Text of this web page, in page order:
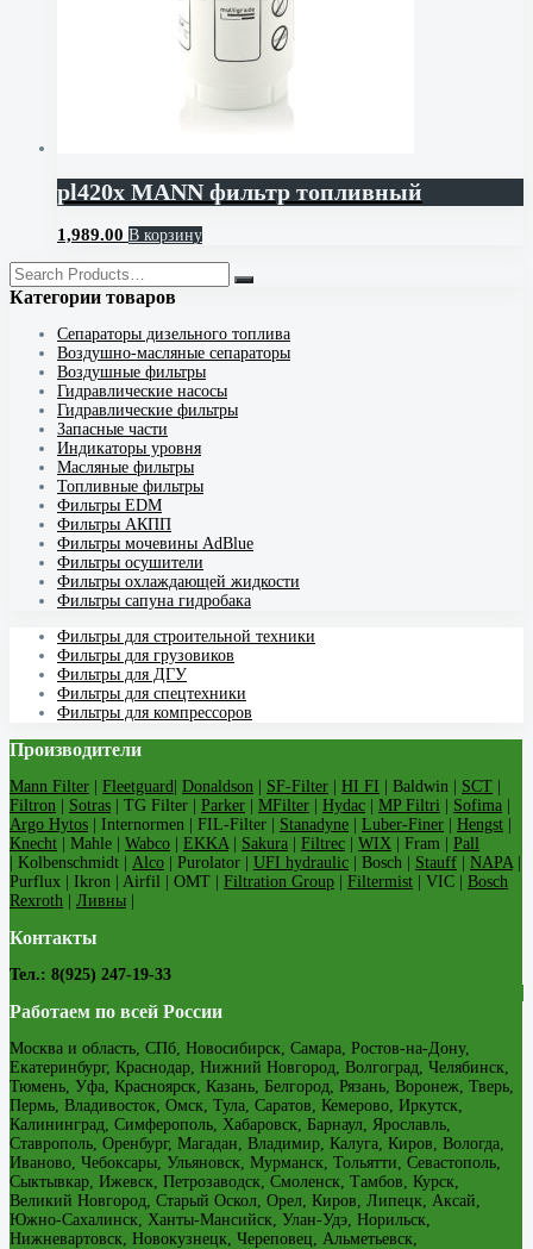
pl420x MANN фильтр топливный
1,989.00 В корзину
Категории товаров
Cепараторы дизельного топлива
Воздушно-масляные сепараторы
Воздушные фильтры
Гидравлические насосы
Гидравлические фильтры
Запасные части
Индикаторы уровня
Масляные фильтры
Топливные фильтры
Фильтры EDM
Фильтры АКПП
Фильтры мочевины AdBlue
Фильтры осушители
Фильтры охлаждающей жидкости
Фильтры сапуна гидробака
Фильтры для строительной техники
Фильтры для грузовиков
Фильтры для ДГУ
Фильтры для спецтехники
Фильтры для компрессоров
Производители
Mann Filter Fleetguard Donaldson SF-Filter HI FI | Baldwin | SCT
Filtron
Sotras | TG Filter | Parker MFilter Hydac MP Filtri Sofima
Argo Hytos | Internormen | FIL-Filter | Stanadyne Luber-Finer Hengst
Knecht | Mahle | Wabco EKKA| Sakura Filtrec WIX | Fram | Pall
| Kolbenschmidt | Alco | Purolator | UFI hydraulic | Bosch | Stauff NAPA|
Purflux | Ikron | Airfil | OMT | Filtration Group Filtermist | VIC | Bosch
Rexroth
Ливны
Контакты
Тел.: 8(925) 247-19-33
Работаем по всей России
Москва и область, СПб, Новосибирск, Самара, Ростов-на-Дону,
Екатеринбург, Краснодар, Нижний Новгород, Волгоград, Челябинск,
Тюмень, Уфа, Красноярск, Казань, Белгород, Рязань, Воронеж, Тверь,
Пермь, Владивосток, Омск, Тула, Саратов, Кемерово, Иркутск,
Калининград, Симферополь, Хабаровск, Барнаул, Ярославль,
Ставрополь, Оренбург, Магадан, Владимир, Калуга, Киров, Вологда,
Иваново, Чебоксары, Ульяновск, Мурманск, Тольятти, Севастополь,
Сыктывкар, Ижевск, Петрозаводск, Смоленск, Тамбов, Курск,
Великий Новгород, Старый Оскол, Орел, Киров, Липецк, Аксай,
Южно-Сахалинск, Ханты-Мансийск, Улан-Удэ, Норильск,
Нижневартовск, Новокузнецк, Череповец, Альметьевск,